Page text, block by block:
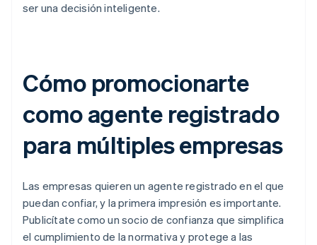
ser una decisión inteligente.
Cómo promocionarte
como agente registrado
para múltiples empresas
Las empresas quieren un agente registrado en el que
puedan confiar, y la primera impresión es importante.
Publicítate como un socio de confianza que simplifica
el cumplimiento de la normativa y protege a las